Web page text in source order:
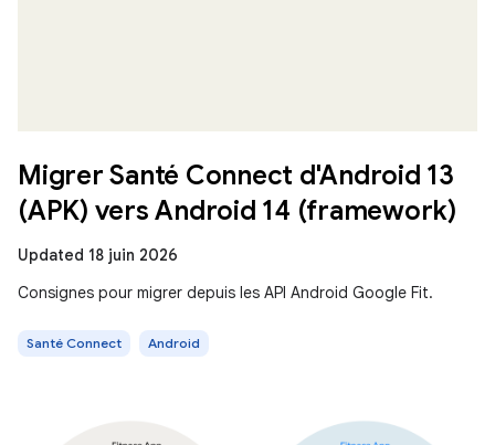
Migrer Santé Connect d'Android 13
(APK) vers Android 14 (framework)
Updated 18 juin 2026
Consignes pour migrer depuis les API Android Google Fit.
Santé Connect Android